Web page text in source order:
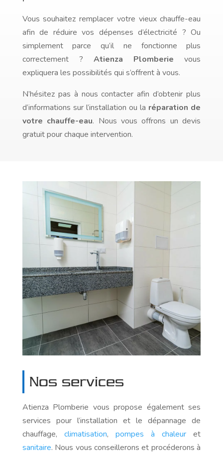
Vous souhaitez remplacer votre vieux chauffe-eau
afin de réduire vos dépenses d’électricité ? Ou
simplement parce qu’il ne fonctionne plus
correctement ? Atienza Plomberie vous
expliquera les possibilités qui s’offrent à vous.
N’hésitez pas à nous contacter afin d’obtenir plus
d’informations sur l’installation ou la réparation de
votre chauffe-eau. Nous vous offrons un devis
gratuit pour chaque intervention.
Nos services
Atienza Plomberie vous propose également ses
services pour l’installation et le dépannage de
chauffage, climatisation, pompes à chaleur et
sanitaire. Nous vous conseillerons et procéderons à